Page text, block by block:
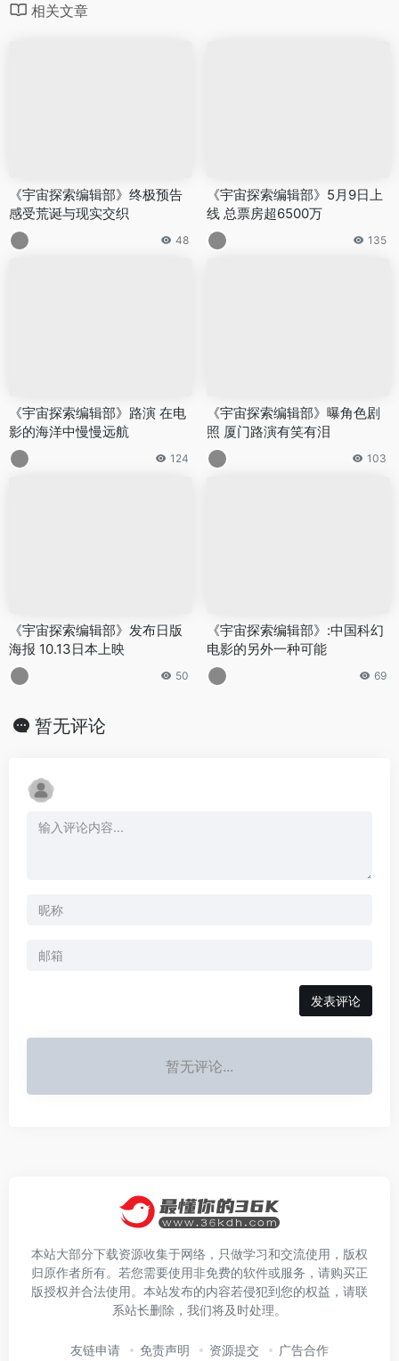
相关文章
《宇宙探索编辑部》终极预告
感受荒诞与现实交织
48
《宇宙探索编辑部》5月9日上
线 总票房超6500万
135
《宇宙探索编辑部》路演 在电
影的海洋中慢慢远航
124
《宇宙探索编辑部》曝角色剧
照 厦门路演有笑有泪
103
《宇宙探索编辑部》发布日版
海报 10.13日本上映
50
《宇宙探索编辑部》:中国科幻
电影的另外一种可能
69
暂无评论
发表评论
暂无评论...
本站大部分下载资源收集于网络，只做学习和交流使用，版权
归原作者所有。若您需要使用非免费的软件或服务，请购买正
版授权并合法使用。本站发布的内容若侵犯到您的权益，请联
系站长删除，我们将及时处理。
友链申请 免责声明 资源提交 广告合作